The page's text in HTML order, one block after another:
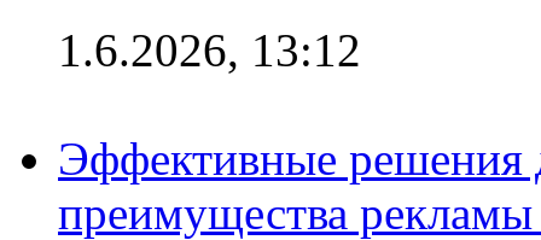
1.6.2026, 13:12
Эффективные решения
преимущества рекламы